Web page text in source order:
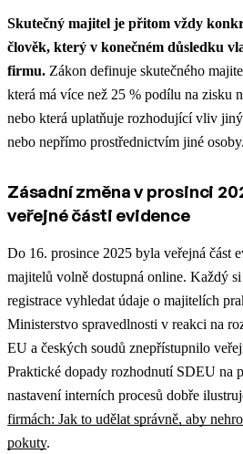
Skutečný majitel je přitom vždy
člověk, který v konečném důsledku
firmu. Zákon definuje skutečného
která má více než 25 % podílu na zisku
nebo která uplatňuje rozhodující vliv
nebo nepřímo prostřednictvím jiné osoby.
Zásadní změna v prosinci
veřejné části evidence
Do 16. prosince 2025 byla veřejná část
majitelů volně dostupná online. Každý
registrace vyhledat údaje o majitelích
Ministerstvo spravedlnosti v reakci na
EU a českých soudů znepřístupnilo
Praktické dopady rozhodnutí SDEU na
nastavení interních procesů dobře
firmách: Jak to udělat správně, aby
pokuty.